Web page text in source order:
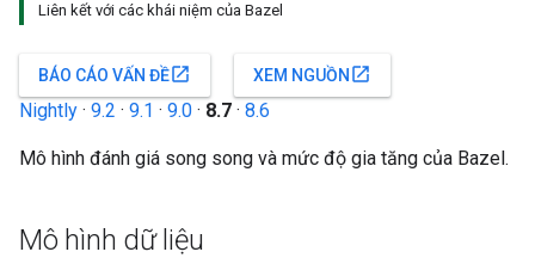
Liên kết với các khái niệm của Bazel
BÁO CÁO VẤN ĐỀopen_in_new XEM NGUỒN open_in_new
Nightly · 9.2 · 9.1 · 9.0 · 8.7 · 8.6
Mô hình đánh giá song song và mức độ gia tăng của Bazel.
Mô hình dữ liệu